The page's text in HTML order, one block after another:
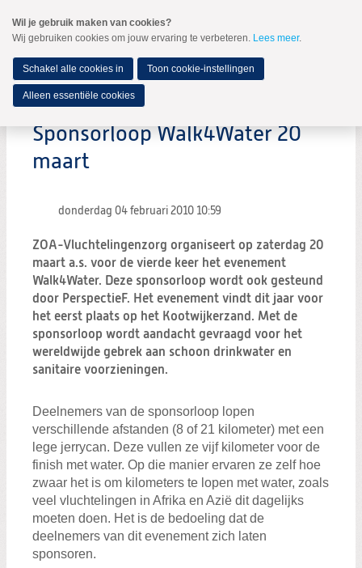
naar
Spring
de
inhoud
Spring
naar
hoofdmenu
MENU
Zoeken:
Sponsorloop Walk4Water 20
maart
donderdag 04 februari 2010 10:59
ZOA-Vluchtelingenzorg organiseert op zaterdag 20
maart a.s. voor de vierde keer het evenement
Walk4Water. Deze sponsorloop wordt ook gesteund
door PerspectieF. Het evenement vindt dit jaar voor
het eerst plaats op het Kootwijkerzand. Met de
sponsorloop wordt aandacht gevraagd voor het
wereldwijde gebrek aan schoon drinkwater en
sanitaire voorzieningen.
Deelnemers van de sponsorloop lopen
verschillende afstanden (8 of 21 kilometer) met een
lege jerrycan. Deze vullen ze vijf kilometer voor de
finish met water. Op die manier ervaren ze zelf hoe
zwaar het is om kilometers te lopen met water, zoals
veel vluchtelingen in Afrika en Azië dit dagelijks
moeten doen. Het is de bedoeling dat de
deelnemers van dit evenement zich laten
sponsoren.
Wil je gebruik maken van cookies?
Wij gebruiken cookies om jouw ervaring te verbeteren. Lees meer.
Schakel alle cookies in Toon cookie-instellingen
Alleen essentiële cookies